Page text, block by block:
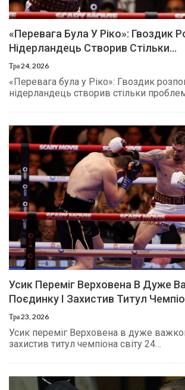
«Перевага Була У Ріко»: Гвоздик
Нідерландець Створив Стільки…
Тра 24, 2026
«Перевага була у Ріко»: Гвоздик
нідерландець створив стільки
Усик Переміг Верховена В Дуже
Поєдинку І Захистив Титул
Тра 23, 2026
Усик переміг Верховена в дуже
захистив титул чемпіона світу 24…